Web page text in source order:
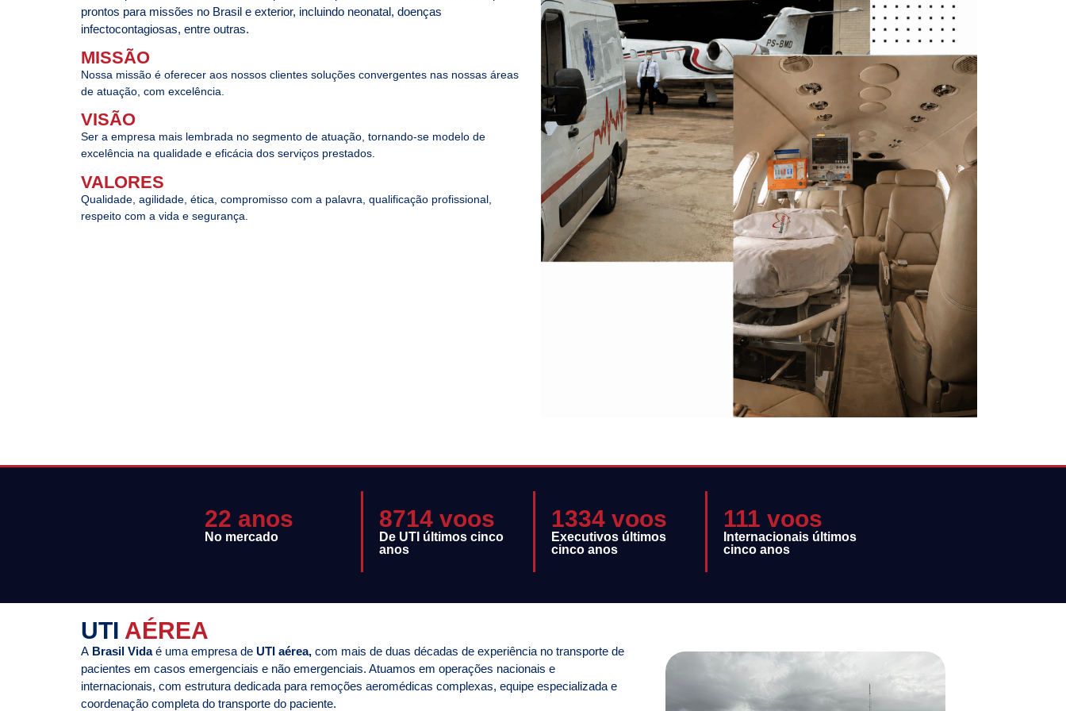
prontos para missões no Brasil e exterior, incluindo neonatal, doenças
infectocontagiosas, entre outras.
MISSÃO
Nossa missão é oferecer aos nossos clientes soluções convergentes nas nossas áreas
de atuação, com excelência.
VISÃO
Ser a empresa mais lembrada no segmento de atuação, tornando-se modelo de
excelência na qualidade e eficácia dos serviços prestados.
VALORES
Qualidade, agilidade, ética, compromisso com a palavra, qualificação profissional,
respeito com a vida e segurança.
22 anos
No mercado
8714 voos
De UTI últimos cinco
anos
1334 voos
Executivos últimos
cinco anos
111 voos
Internacionais últimos
cinco anos
UTI AÉREA
A Brasil Vidaé uma empresa de UTI aérea, com mais de duas décadas de experiência no transporte de
pacientes em casos emergenciais e não emergenciais. Atuamos em operações nacionais e
internacionais, com estrutura dedicada para remoções aeromédicas complexas, equipe especializada e
coordenação completa do transporte do paciente.